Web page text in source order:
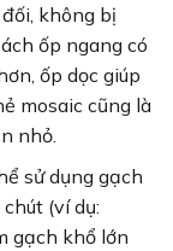
không bị
ốp ngang có
ốp dọc giúp
mosaic cũng là
nhỏ.
sử dụng gạch
(ví dụ:
gạch khổ lớn